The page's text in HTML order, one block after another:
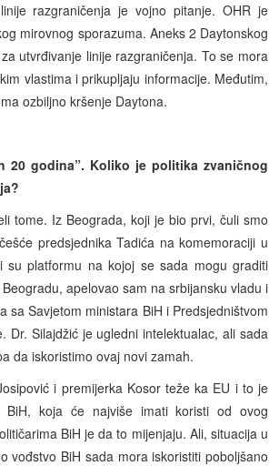
razgraničenja je vojno pitanje. OHR je
mirovnog sporazuma. Aneks 2 Daytonskog
utvrđivanje linije razgraničenja. To se mora
vlastima i prikupljaju informacije. Međutim,
ozbiljno kršenje Daytona.
20 godina”. Koliko je politika zvaničnog
tome. Iz Beograda, koji je bio prvi, čuli smo
predsjednika Tadića na komemoraciji u
su platformu na kojoj se sada mogu graditi
apelovao sam na srbijansku vladu i
sa Savjetom ministara BiH i Predsjedništvom
Dr. Silajdžić je ugledni intelektualac, ali sada
da iskoristimo ovaj novi zamah.
i premijerka Kosor teže ka EU i to je
koja će najviše imati koristi od ovog
BiH je da to mijenjaju. Ali, situacija u
vođstvo BiH sada mora iskoristiti poboljšano